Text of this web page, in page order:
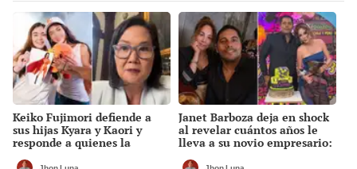
Keiko Fujimori defiende a
sus hijas Kyara y Kaori y
responde a quienes la
Janet Barboza deja en shock
al revelar cuántos años le
lleva a su novio empresario: